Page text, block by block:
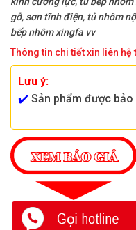
gỗ, sơn tĩnh điện, tủ nhôm
bếp nhôm xingfa vv
Thông tin chi tiết xin liên
Lưu ý:
✔️ Sản phẩm được